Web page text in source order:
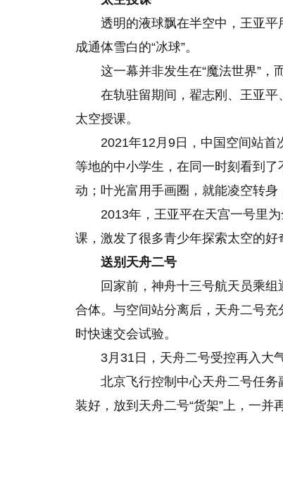
透明的液球飘在半空中，王亚平
成通体雪白 的“冰球”。
这一幕并非发生在“魔法世界”，
在轨驻留期间，翟志刚、王亚平
太空授课。
2021年12月9日，中国空间站首
等地的中小学生，在同一时刻看到
动；叶光富用手画圈，就能凌空转
2013年，王亚平在天宫一号里
课，激发了很多青少年探索太空的好
送别天舟二号
回家前，神舟十三号航天员乘
合体。与空间站分离后，天舟二号
时快速交会试验。
3月31日，天舟二号受控再入大
北京飞行控制中心天舟二号任
装好，放到天舟二号“货架”上，一并